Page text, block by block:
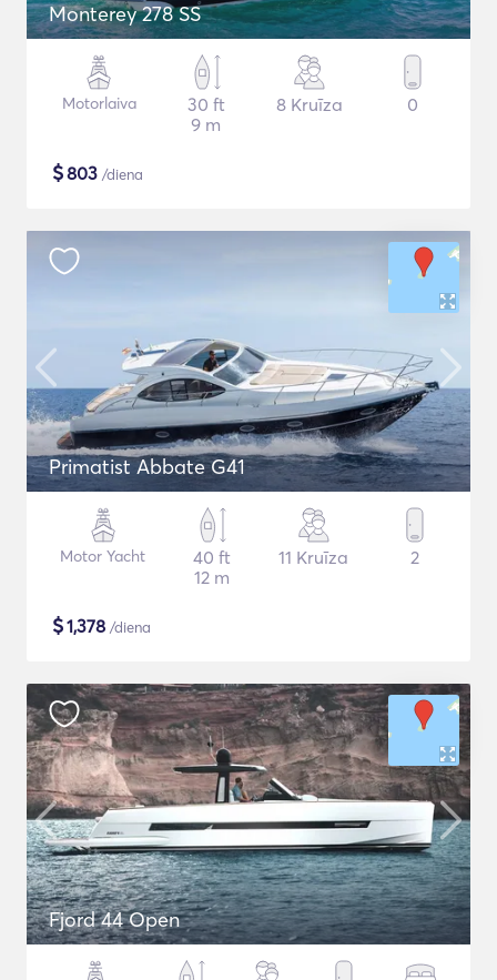
Monterey 278 SS
Motorlaiva
30 ft
9 m
8 Kruīza 0
$803 /diena
Primatist Abbate G41
Motor Yacht
40 ft
12 m
11 Kruīza 2
$1,378 /diena
Fjord 44 Open